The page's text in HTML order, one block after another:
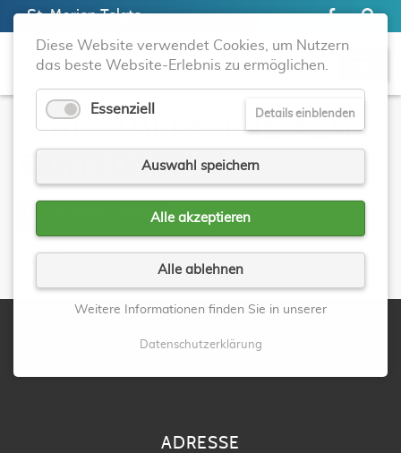
St. Marien Telgte
SCHLEMMERABEND ZUM
'ERNTEDANK'
07.10.2026, 19:00
Zurück
ADRESSE
Diese Website verwendet Cookies, um Nutzern
das beste Website-Erlebnis zu ermöglichen.
Essenziell Details einblenden
Auswahl speichern
Alle akzeptieren
Alle ablehnen
Weitere Informationen finden Sie in unserer
Datenschutzerklärung